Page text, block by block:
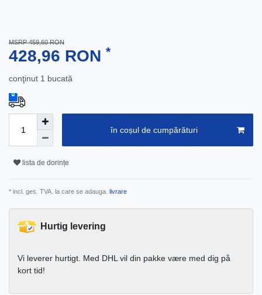
MSRP 459,60 RON
428,96 RON *
conţinut 1 bucată
în coșul de cumpărături
lista de dorințe
* incl. ges. TVA. la care se adauga. livrare
Hurtig levering
Vi leverer hurtigt. Med DHL vil din pakke være med dig på
kort tid!